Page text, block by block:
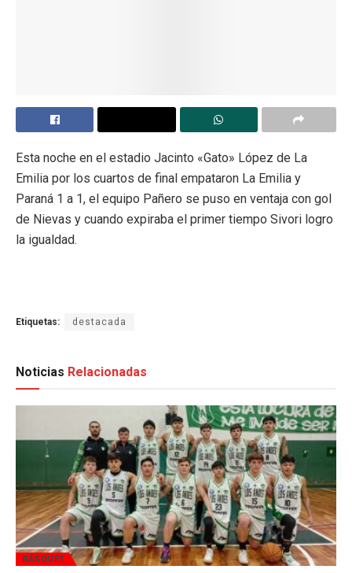
Esta noche en el estadio Jacinto «Gato» López de La
Emilia por los cuartos de final empataron La Emilia y
Paraná 1 a 1, el equipo Pañero se puso en ventaja con gol
de Nievas y cuando expiraba el primer tiempo Sivori logro
la igualdad.
Etiquetas: destacada
Noticias Relacionadas
BÁSQUET